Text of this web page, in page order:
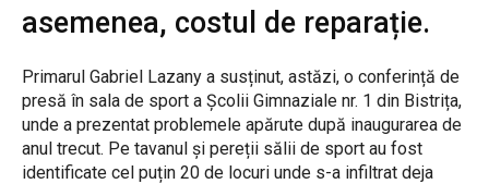
asemenea, costul de reparație.
Primarul Gabriel Lazany a susținut, astăzi, o conferință de
presă în sala de sport a Școlii Gimnaziale nr. 1 din Bistrița,
unde a prezentat problemele apărute după inaugurarea de
anul trecut. Pe tavanul și pereții sălii de sport au fost
identificate cel puțin 20 de locuri unde s-a infiltrat deja